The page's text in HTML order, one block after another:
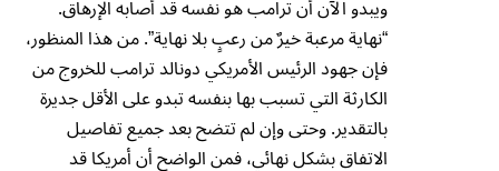
ويبدو الآن أن ترامب هو نفسه قد أصابه الإرهاق.
“نهاية مرعبة خيرٌ من رعبٍ بلا نهاية”. من هذا المنظور،
فإن جهود الرئيس الأمريكي دونالد ترامب للخروج من
الكارثة التي تسبب بها بنفسه تبدو على الأقل جديرة
بالتقدير. وحتى وإن لم تتضح بعد جميع تفاصيل
الاتفاق بشكل نهائي، فمن الواضح أن أمريكا قد